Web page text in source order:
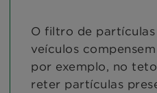
O filtro de
veículos
por exemplo, no
reter partículas